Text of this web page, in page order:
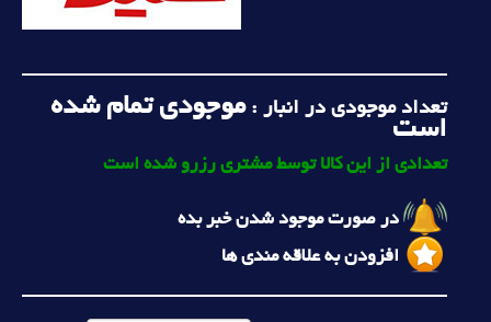
تعداد موجودی در انبار :موجودی تمام شده
است
تعدادی از این کالا توسط مشتری رزرو شده است
در صورت موجود شدن خبر بده
افزودن به علاقه مندی ها